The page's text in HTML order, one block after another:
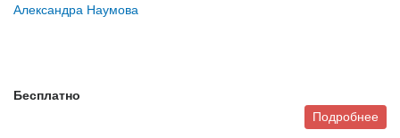
Александра Наумова
Бесплатно
Подробнее